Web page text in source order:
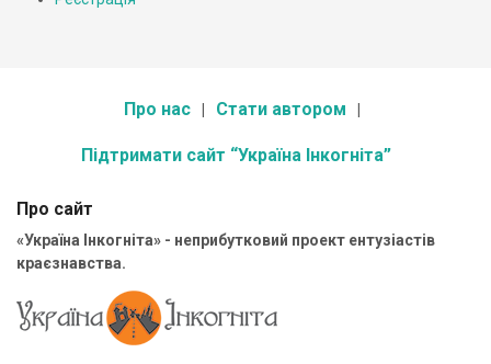
Про нас Стати автором
Підтримати сайт “Україна Інкогніта”
Про сайт
«Україна Інкогніта» - неприбутковий проект ентузіастів
краєзнавства.